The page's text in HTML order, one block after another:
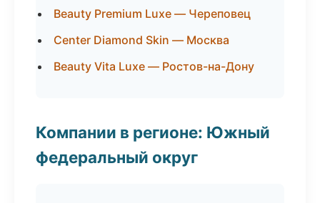
Beauty Premium Luxe — Череповец
Center Diamond Skin — Москва
Beauty Vita Luxe — Ростов-на-Дону
Компании в регионе: Южный
федеральный округ